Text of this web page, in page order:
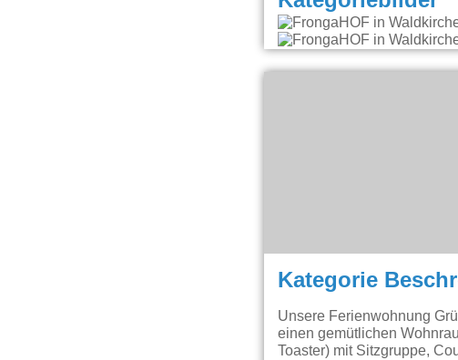
Kategorie
Unsere Ferienwohnung
einen gemütlichen
Toaster) mit Sitzgruppe,